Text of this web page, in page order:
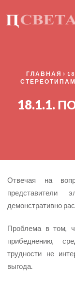
ГЛАВНАЯ
18.1.1.
Отвечая на
представители
демонстративно
Проблема в том,
прибеднению,
трудности не
выгода.